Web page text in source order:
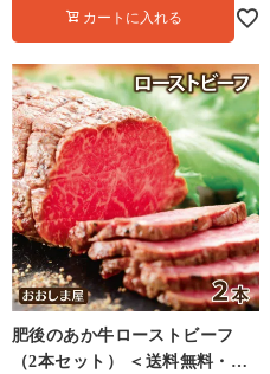
カートに入れる
肥後のあか牛ローストビーフ
（2本セット） ＜送料無料・冷